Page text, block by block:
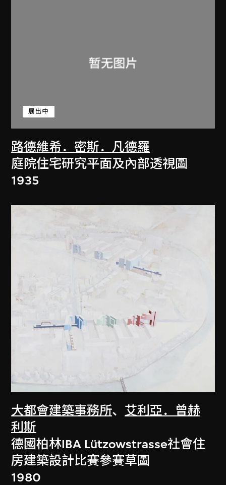
路德維希．密斯．凡德羅
展出中
庭院住宅研究平面及內部透視圖
1935
大都會建築事務所、 艾利亞．曾赫
利斯
德國柏林IBA Lützowstrasse社會住
房建築設計比賽參賽草圖
1980